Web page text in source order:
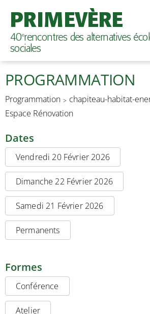
PRIMEVÈRE
40erencontres des alternatives
sociales
PROGRAMMATION
Programmation
chapiteau-habitat-
Espace Rénovation
Dates
Vendredi 20 Février 2026
Dimanche 22 Février 2026
Samedi 21 Février 2026
Permanents
Formes
Conférence
Atelier